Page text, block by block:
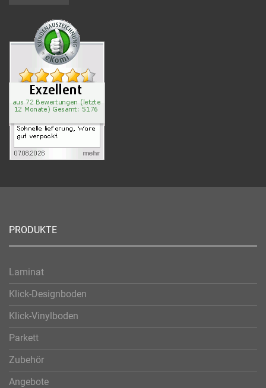
PRODUKTE
Laminat
Klick-Designboden
Klick-Vinylboden
Parkett
Zubehör
Angebote